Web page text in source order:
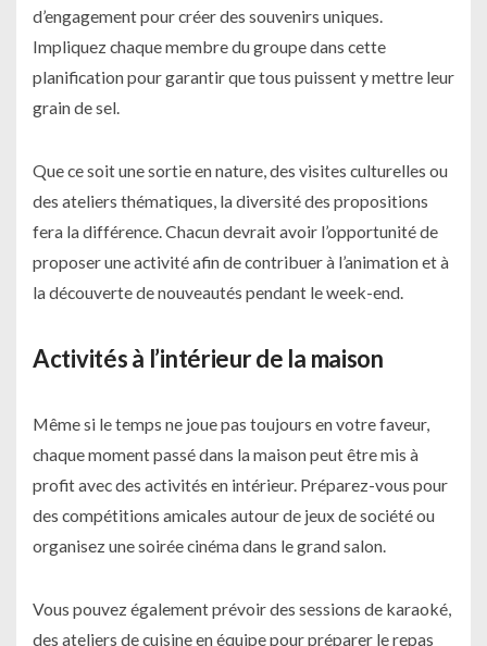
d’engagement pour créer des souvenirs uniques.
Impliquez chaque membre du groupe dans cette
planification pour garantir que tous puissent y mettre leur
grain de sel.
Que ce soit une sortie en nature, des visites culturelles ou
des ateliers thématiques, la diversité des propositions
fera la différence. Chacun devrait avoir l’opportunité de
proposer une activité afin de contribuer à l’animation et à
la découverte de nouveautés pendant le week-end.
Activités à l’intérieur de la maison
Même si le temps ne joue pas toujours en votre faveur,
chaque moment passé dans la maison peut être mis à
profit avec des activités en intérieur. Préparez-vous pour
des compétitions amicales autour de jeux de société ou
organisez une soirée cinéma dans le grand salon.
Vous pouvez également prévoir des sessions de karaoké,
des ateliers de cuisine en équipe pour préparer le repas